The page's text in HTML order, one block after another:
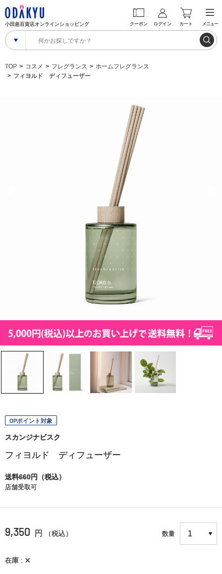
小田急百貨店オンラインショッピング クーポン ログイン カート メニュー
TOP コスメ フレグランス
ホームフレグランス
フィヨルド ディフューザー
OPポイント対象
スカンジナビスク
フィヨルド ディフューザー
送料660円（税込）
店舗受取可
9,350 円 （税込） 数量
在庫 ×